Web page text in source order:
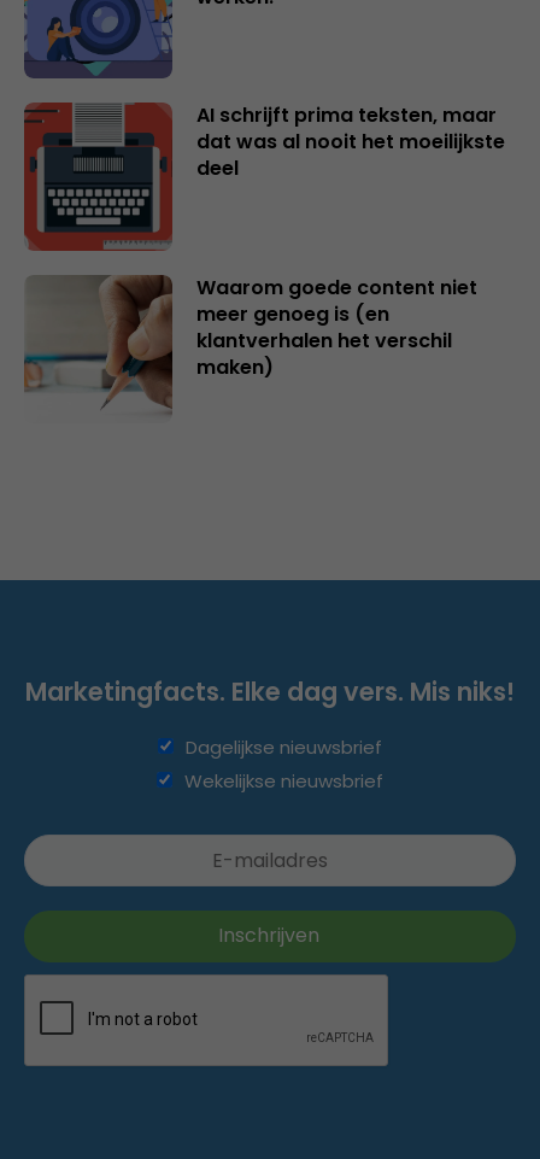
AI schrijft prima teksten, maar
dat was al nooit het moeilijkste
deel
Waarom goede content niet
meer genoeg is (en
klantverhalen het verschil
maken)
Marketingfacts. Elke dag vers. Mis niks!
Dagelijkse nieuwsbrief
Wekelijkse nieuwsbrief